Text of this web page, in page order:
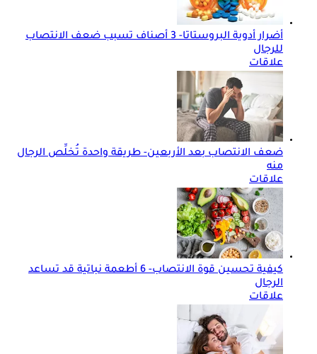
أضرار أدوية البروستاتا- 3 أصناف تسبب ضعف الانتصاب
للرجال
علاقات
ضعف الانتصاب بعد الأربعين- طريقة واحدة تُخلِّص الرجال
منه
علاقات
كيفية تحسين قوة الانتصاب- 6 أطعمة نباتية قد تساعد
الرجال
علاقات